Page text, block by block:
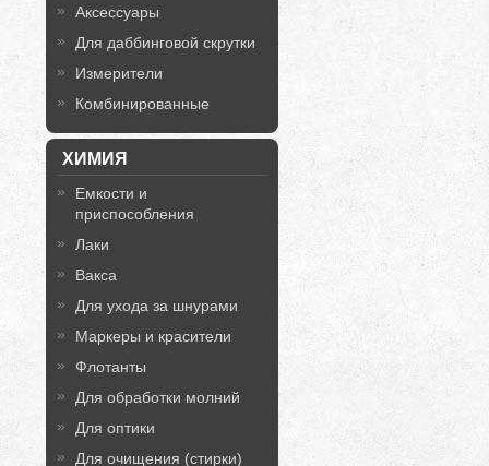
Аксессуары
Для даббинговой скрутки
Измерители
Комбинированные
ХИМИЯ
Емкости и
приспособления
Лаки
Вакса
Для ухода за шнурами
Маркеры и красители
Флотанты
Для обработки молний
Для оптики
Для очищения (стирки)